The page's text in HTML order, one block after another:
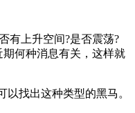
有上升空间?是否震荡?
何种消息有关，这样就
找出这种类型的黑马。